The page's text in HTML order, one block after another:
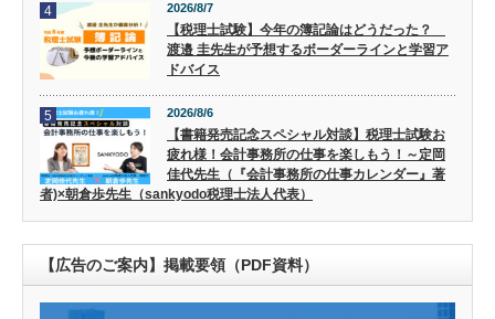
4 2026/8/7
【税理士試験】今年の簿記論はどうだった？
渡邉 圭先生が予想するボーダーラインと学習ア
ドバイス
5 2026/8/6
【書籍発売記念スペシャル対談】税理士試験お
疲れ様！会計事務所の仕事を楽しもう！～定岡
佳代先生（『会計事務所の仕事カレンダー』著
者)×朝倉歩先生（sankyodo税理士法人代表）
【広告のご案内】掲載要領（PDF資料）